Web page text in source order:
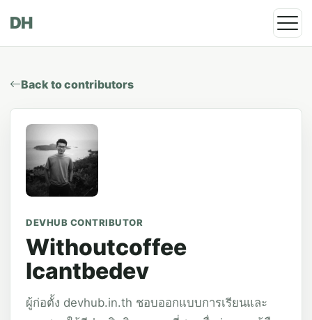
DH
Back to contributors
DEVHUB CONTRIBUTOR
Withoutcoffee
Icantbedev
ผู้ก่อตั้ง devhub.in.th ชอบออกแบบการเรียนและ